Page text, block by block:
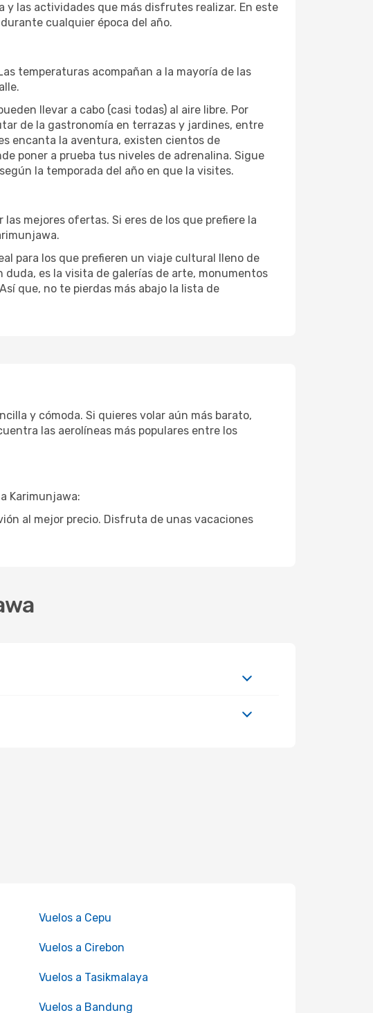
y las actividades que más disfrutes realizar. En este
cualquier época del año.
temperaturas acompañan a la mayoría de las
llevar a cabo (casi todas) al aire libre. Por
de la gastronomía en terrazas y jardines, entre
encanta la aventura, existen cientos de
poner a prueba tus niveles de adrenalina. Sigue
la temporada del año en que la visites.
mejores ofertas. Si eres de los que prefiere la
para los que prefieren un viaje cultural lleno de
es la visita de galerías de arte, monumentos
que, no te pierdas más abajo la lista de
y cómoda. Si quieres volar aún más barato,
las aerolíneas más populares entre los
Karimunjawa:
al mejor precio. Disfruta de unas vacaciones
Vuelos a Cepu
Vuelos a Cirebon
Vuelos a Tasikmalaya
Vuelos a Bandung